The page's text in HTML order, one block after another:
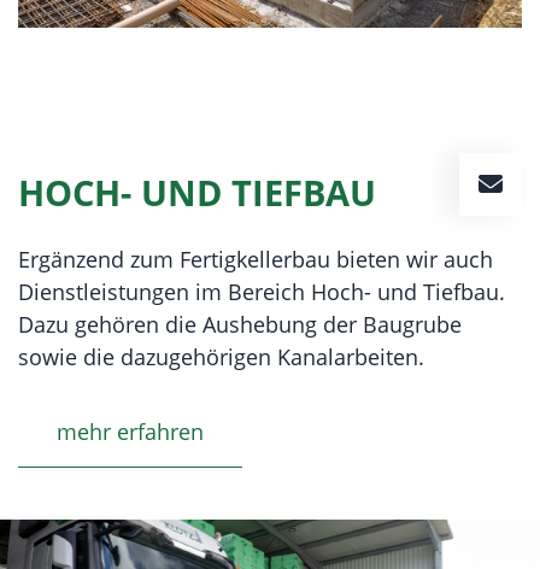
HOCH- UND TIEFBAU
Ergänzend zum Fertigkellerbau bieten wir auch
Dienstleistungen im Bereich Hoch- und Tiefbau.
Dazu gehören die Aushebung der Baugrube
sowie die dazugehörigen Kanalarbeiten.
mehr erfahren